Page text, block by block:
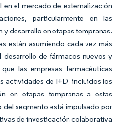
en el mercado de externalización
particularmente en las
desarrollo en etapas tempranas.
están asumiendo cada vez más
desarrollo de fármacos nuevos y
las empresas farmacéuticas
actividades de I+D, incluidos los
en etapas tempranas a estas
segmento está impulsado por
de investigación colaborativa